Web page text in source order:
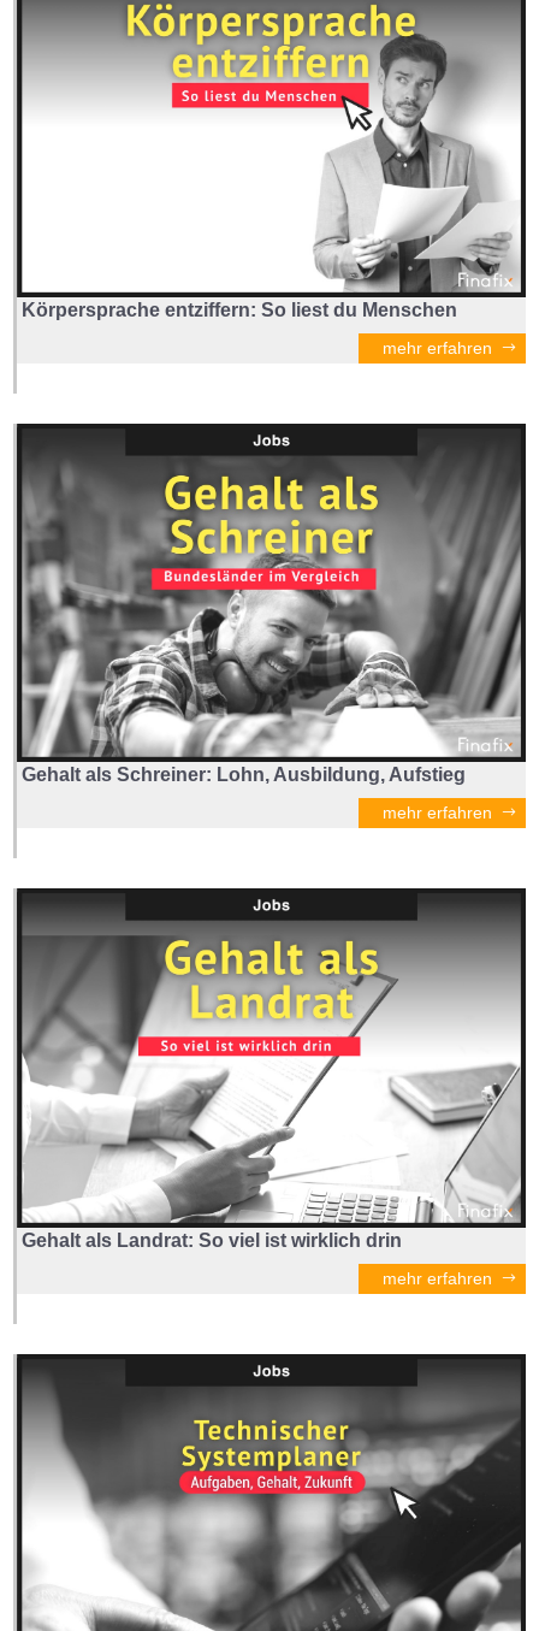
Körpersprache entziffern: So liest du Menschen
mehr erfahren
Gehalt als Schreiner: Lohn, Ausbildung, Aufstieg
mehr erfahren
Gehalt als Landrat: So viel ist wirklich drin
mehr erfahren